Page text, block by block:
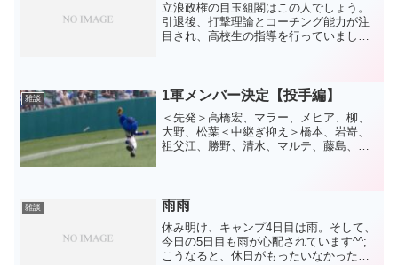
立浪政権の目玉組閣はこの人でしょう。
引退後、打撃理論とコーチング能力が注
目され、高校生の指導を行っていまし
ージがあるからでしょう。で...
雑談 1軍メンバー決定【投手編】
＜先発＞高橋宏、マラー、メヒア、柳、
大野、松葉＜中継ぎ抑え＞橋本、岩嵜、
祖父江、勝野、清水、マルテ、藤島、齋
キリと決まった感じはなく流...
雑談 雨雨
休み明け、キャンプ4日目は雨。そして、
今日の5日目も雨が心配されています^^;
こうなると、休日がもったいなかった気